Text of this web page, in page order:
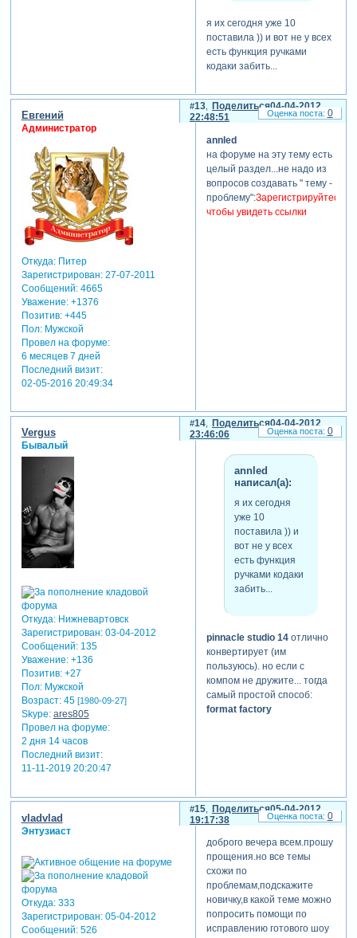
я их сегодня уже 10
поставила )) и вот не у всех
есть функция ручками
кодаки забить...
Поделиться
13
04-04-2012
22:48:51
Евгений
Администратор
Откуда:Питер
Зарегистрирован: 27-07-2011
Сообщений:4665
Уважение: +1376
Позитив: +445
Пол:Мужской
Провел на форуме:
6 месяцев 7 дней
Последний визит:
02-05-2016 20:49:34
annled
на форуме на эту тему есть
целый раздел...не надо из
вопросов создавать " тему -
проблему":Зарегистрируйтесь,
чтобы увидеть ссылки
0
Поделиться
14
04-04-2012
23:46:06
Vergus
Бывалый
Откуда:Нижневартовск
Зарегистрирован: 03-04-2012
Сообщений:135
Уважение: +136
Позитив: +27
Пол:Мужской
Возраст:45 [1980-09-27]
Skype: ares805
Провел на форуме:
2 дня 14 часов
Последний визит:
11-11-2019 20:20:47
annled
написал(а):
я их сегодня
уже 10
поставила )) и
вот не у всех
есть функция
ручками кодаки
забить...
pinnacle studio 14отлично
конвертирует (им
пользуюсь). но если с
компом не дружите... тогда
самый простой способ:
format factory
0
Поделиться
15
05-04-2012
19:17:38
vladvlad
Энтузиаст
Откуда:333
Зарегистрирован: 05-04-2012
Сообщений:526
доброго вечера всем.прошу
прощения.но все темы
схожи по
проблемам,подскажите
новичку,в какой теме можно
попросить помощи по
исправлению готового шоу
0